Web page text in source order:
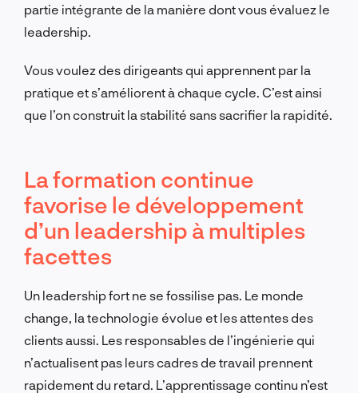
partie intégrante de la manière dont vous évaluez le
leadership.
Vous voulez des dirigeants qui apprennent par la
pratique et s’améliorent à chaque cycle. C’est ainsi
que l’on construit la stabilité sans sacrifier la rapidité.
La formation continue
favorise le développement
d’un leadership à multiples
facettes
Un leadership fort ne se fossilise pas. Le monde
change, la technologie évolue et les attentes des
clients aussi. Les responsables de l’ingénierie qui
n’actualisent pas leurs cadres de travail prennent
rapidement du retard. L’apprentissage continu n’est